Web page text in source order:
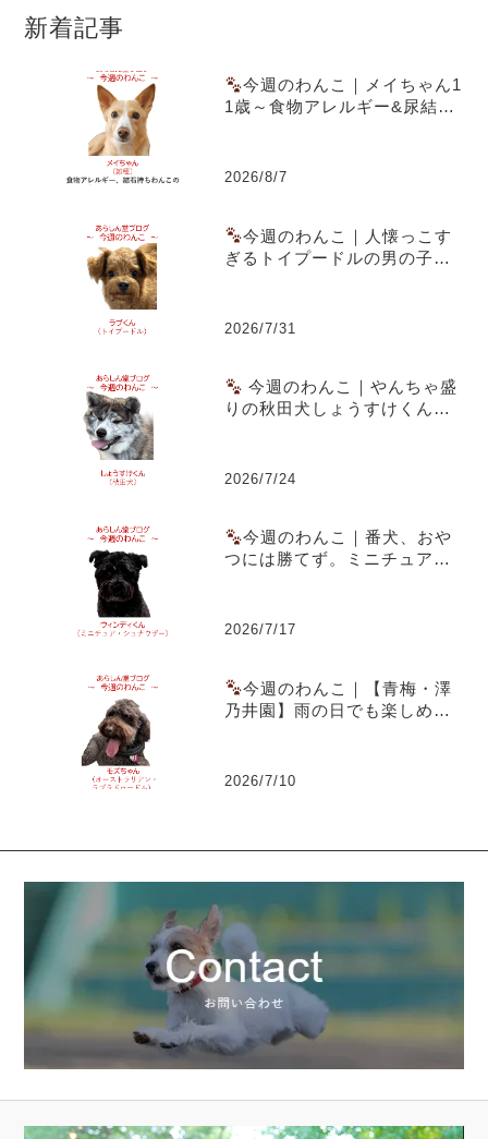
新着記事
今週のわんこ｜メイちゃん1
1歳～食物アレルギー&尿結石
2026/8/7
今週のわんこ｜人懐っこす
ぎるトイプードルの男の子ラ
2026/7/31
今週のわんこ｜やんちゃ盛
りの秋田犬しょうすけくん～
2026/7/24
今週のわんこ｜番犬、おや
つには勝てず。ミニチュア・
2026/7/17
今週のわんこ｜【青梅・澤
乃井園】雨の日でも楽しめる
2026/7/10
動